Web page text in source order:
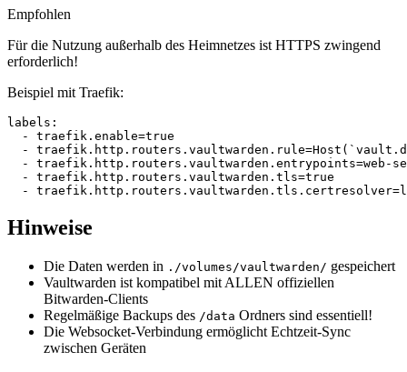
Empfohlen
Für die Nutzung außerhalb des Heimnetzes ist HTTPS zwingend
erforderlich!
Beispiel mit Traefik:
labels :
-
traefik.enable=true
-
-
traefik.http.routers.vaultwarden.entrypoints=web-
-
traefik.http.routers.vaultwarden.tls=true
-
Hinweise
Die Daten werden in ./volumes/vaultwarden/ gespeichert
Vaultwarden ist kompatibel mit ALLEN offiziellen
Bitwarden-Clients
Regelmäßige Backups des /data Ordners sind essentiell!
Die Websocket-Verbindung ermöglicht Echtzeit-Sync
zwischen Geräten